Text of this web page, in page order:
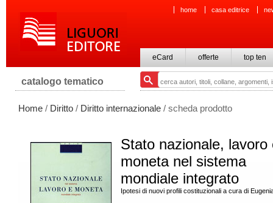
home casa editrice
eCard offerte top ten
catalogo tematico
Home / Diritto / Diritto internazionale / scheda prodotto
Stato nazionale, lavoro
moneta nel sistema
mondiale integrato
Ipotesi di nuovi profili costituzionali a cura di